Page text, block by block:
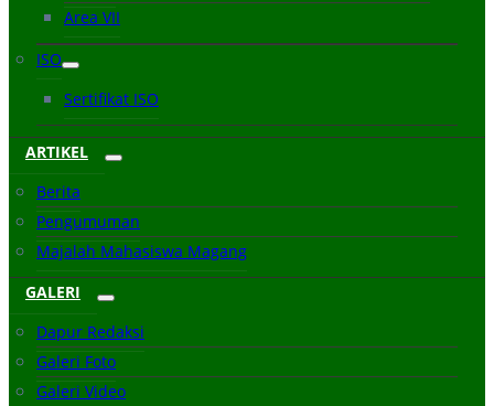
Area VII
ISO
Sertifikat ISO
ARTIKEL
Berita
Pengumuman
Majalah Mahasiswa Magang
GALERI
Dapur Redaksi
Galeri Foto
Galeri Video